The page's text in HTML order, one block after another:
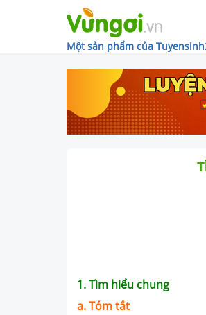
Một sản phẩm của
1. Tìm hiểu chung
a. Tóm tắt